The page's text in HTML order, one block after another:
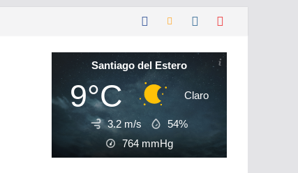
Santiago del Estero
9°C Claro
3.2 m/s
54%
764 mmHg